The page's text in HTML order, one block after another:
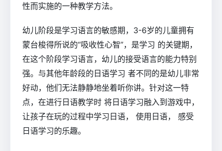
性而实施的一种教学方法。
幼儿阶段是学习语言的敏感期，3-6岁的儿童拥有
蒙台梭得所说的“吸收性心智”，是学习 的关键期，
在这个阶段学习语言，幼儿的接受语言的能力特别
强。与其他年龄段的日语学习 者不同的是幼儿非常
好动，他们无法静静地坐着听你讲。针对这一特
点，在进行日语教学时 将日语学习融入到游戏中，
让孩子在玩的过程中学习日语， 使用日语， 感受
日语学习的乐趣。